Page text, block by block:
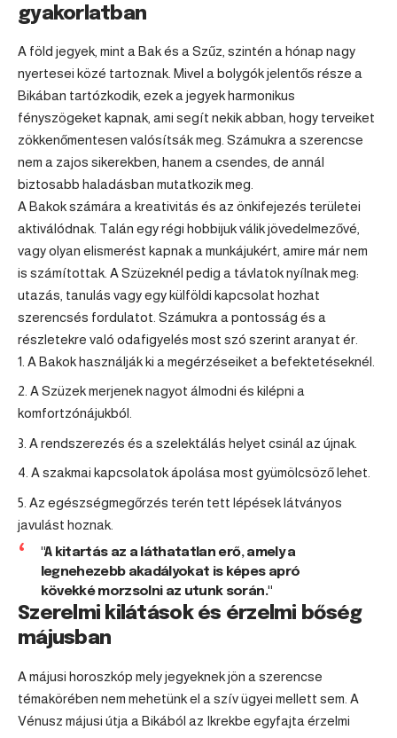
gyakorlatban
A föld jegyek , mint a Bakés a Szűz , szintén a hónap nagy
nyertesei közé tartoznak. Mivel a bolygók jelentős része a
Bikában tartózkodik, ezek a jegyek harmonikus
fényszögeket kapnak, ami segít nekik abban, hogy terveiket
zökkenőmentesen valósítsák meg. Számukra a szerencse
nem a zajos sikerekben, hanem a csendes, de annál
biztosabb haladásban mutatkozik meg.
A Bakok számára a kreativitás és az önkifejezés területei
aktiválódnak. Talán egy régi hobbijuk válik jövedelmezővé,
vagy olyan elismerést kapnak a munkájukért, amire már nem
is számítottak. A Szüzeknél pedig a távlatok nyílnak meg:
utazás, tanulás vagy egy külföldi kapcsolat hozhat
szerencsés fordulatot. Számukra a pontosság és a
részletekre való odafigyelés most szó szerint aranyat ér.
A Bakok használják ki a megérzéseiket a befektetéseknél.
A Szüzek merjenek nagyot álmodni és kilépni a
komfortzónájukból.
A rendszerezés és a szelektálás helyet csinál az újnak.
A szakmai kapcsolatok ápolása most gyümölcsöző lehet.
Az egészségmegőrzés terén tett lépések látványos
javulást hoznak.
"A kitartás az a láthatatlan erő, amely a
legnehezebb akadályokat is képes apró
kövekké morzsolni az utunk során."
Szerelmi kilátások és érzelmi bőség
májusban
A májusi horoszkóp mely jegyeknek jön a szerencse
témakörében nem mehetünk el a szív ügyei mellett sem. A
Vénusz májusi útja a Bikából az Ikrekbe egyfajta érzelmi